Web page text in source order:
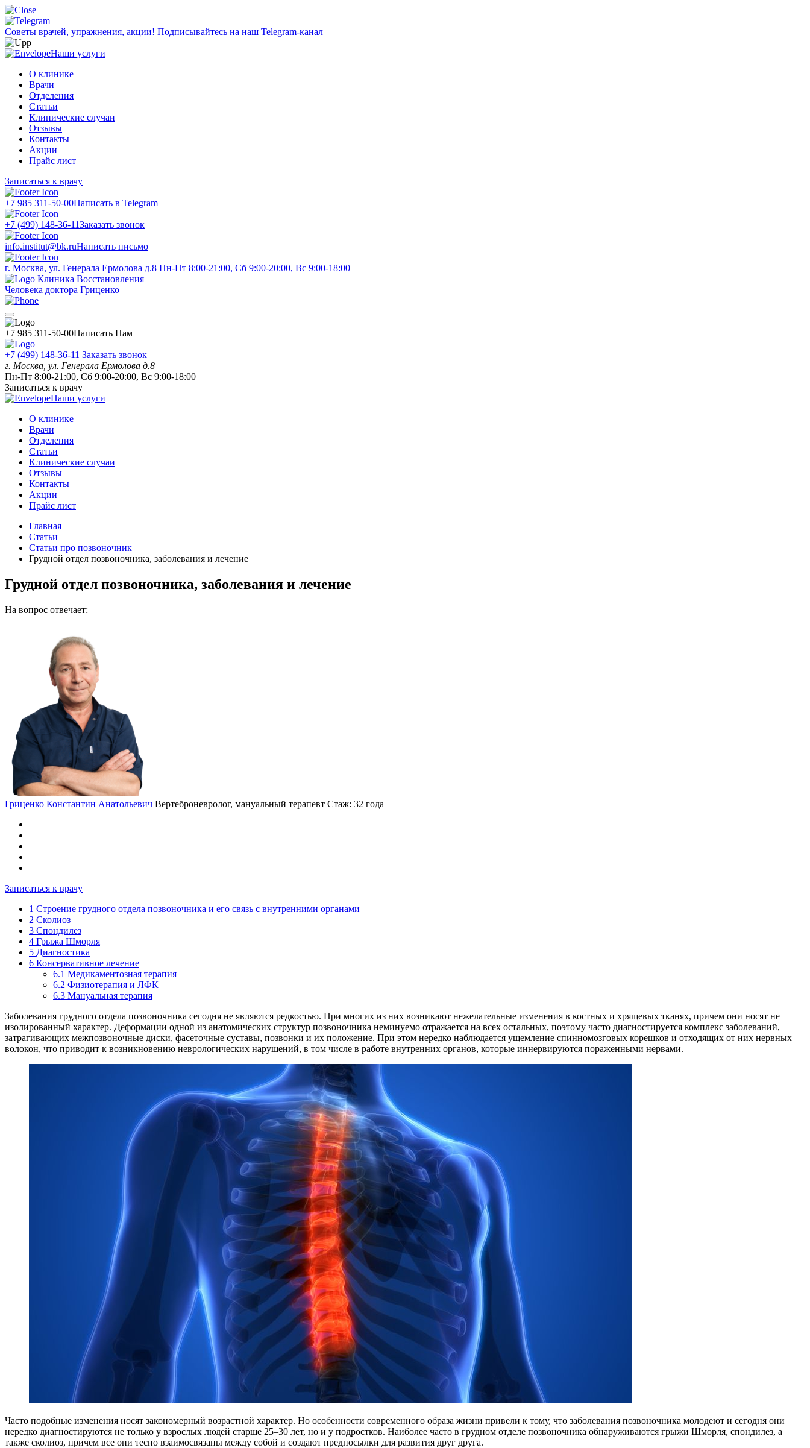
Советы врачей, упражнения, акции! Подписывайтесь на наш Telegram-канал
Наши услуги
О клинике
Врачи
Отделения
Статьи
Клинические случаи
Отзывы
Контакты
Акции
Прайс лист
Записаться к врачу
+7 985 311-50-00Написать в Telegram
+7 (499) 148-36-11Заказать звонок
info.institut@bk.ruНаписать письмо
г. Москва, ул. Генерала Ермолова д.8 Пн-Пт 8:00-21:00, Сб 9:00-20:00, Вс 9:00-18:00
Клиника Восстановления
Человека доктора Гриценко
+7 985 311-50-00Написать Нам
+7 (499) 148-36-11 Заказать звонок
г. Москва, ул. Генерала Ермолова д.8
Пн-Пт 8:00-21:00, Сб 9:00-20:00, Вс 9:00-18:00
Записаться к врачу
Наши услуги
О клинике
Врачи
Отделения
Статьи
Клинические случаи
Отзывы
Контакты
Акции
Прайс лист
Главная
Статьи
Статьи про позвоночник
Грудной отдел позвоночника, заболевания и лечение
Грудной отдел позвоночника, заболевания и лечение
На вопрос отвечает:
Гриценко Константин Анатольевич Вертеброневролог, мануальный терапевт Стаж: 32 года
Записаться к врачу
1 Строение грудного отдела позвоночника и его связь с внутренними органами
2 Сколиоз
3 Спондилез
4 Грыжа Шморля
5 Диагностика
6 Консервативное лечение
6.1 Медикаментозная терапия
6.2 Физиотерапия и ЛФК
6.3 Мануальная терапия
Заболевания грудного отдела позвоночника сегодня не являются редкостью. При многих из них возникают нежелательные изменения в костных и хрящевых тканях, причем они носят не
изолированный характер. Деформации одной из анатомических структур позвоночника неминуемо отражается на всех остальных, поэтому часто диагностируется комплекс заболеваний,
затрагивающих межпозвоночные диски, фасеточные суставы, позвонки и их положение. При этом нередко наблюдается ущемление спинномозговых корешков и отходящих от них нервных
волокон, что приводит к возникновению неврологических нарушений, в том числе в работе внутренних органов, которые иннервируются пораженными нервами.
Часто подобные изменения носят закономерный возрастной характер. Но особенности современного образа жизни привели к тому, что заболевания позвоночника молодеют и сегодня они
нередко диагностируются не только у взрослых людей старше 25–30 лет, но и у подростков. Наиболее часто в грудном отделе позвоночника обнаруживаются грыжи Шморля, спондилез, а
также сколиоз, причем все они тесно взаимосвязаны между собой и создают предпосылки для развития друг друга.